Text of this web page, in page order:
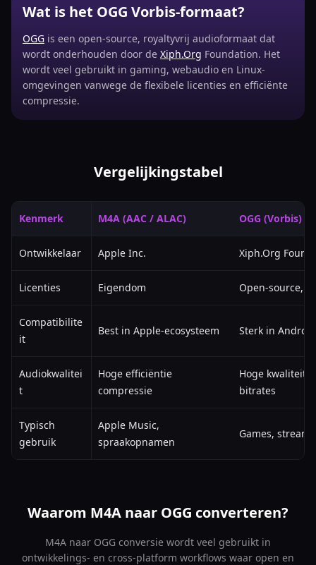
Wat is het OGG Vorbis-formaat?
OGG is een open-source, royaltyvrij audioformaat dat
wordt onderhouden door de Xiph.Org Foundation. Het
wordt veel gebruikt in gaming, webaudio en Linux-
omgevingen vanwege de flexibele licenties en efficiënte
compressie.
Vergelijkingstabel
Kenmerk M4A (AAC / ALAC) OGG (Vorbis)
Ontwikkelaar Apple Inc. Xiph.Org
Licenties Eigendom Open-source,
Compatibilite
it
Best in Apple-ecosysteem Sterk in
Audiokwalitei
t
Hoge efficiëntie
compressie
Hoge kwaliteit,
bitrates
Typisch
gebruik
Apple Music,
spraakopnamen
Games,
Waarom M4A naar OGG converteren?
M4A naar OGG conversie wordt veel gebruikt in
ontwikkelings- en cross-platform workflows waar open en